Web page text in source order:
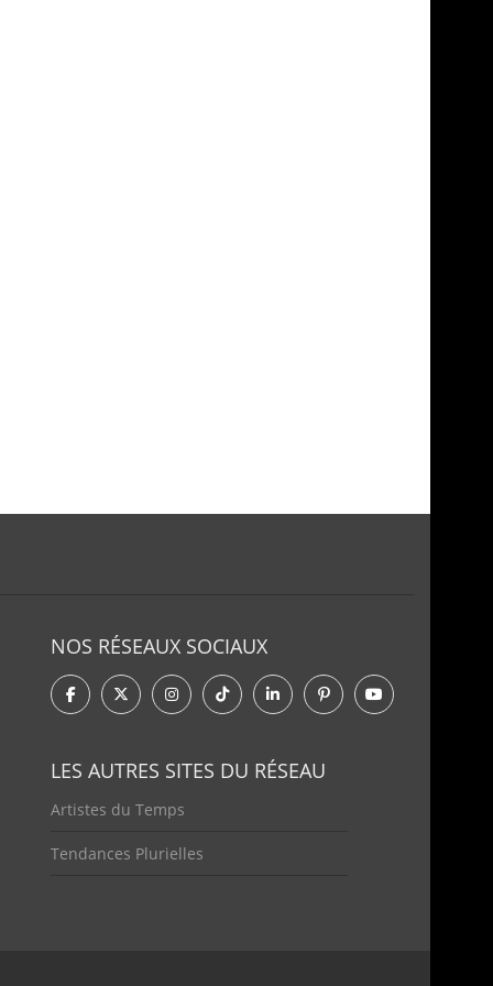
NOS RÉSEAUX SOCIAUX
LES AUTRES SITES DU RÉSEAU
Artistes du Temps
Tendances Plurielles